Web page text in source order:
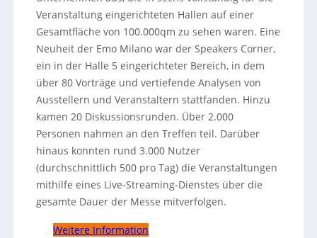
Veranstaltung eingerichteten Hallen auf einer
Gesamtfläche von 100.000qm zu sehen waren. Eine
Neuheit der Emo Milano war der Speakers Corner,
ein in der Halle 5 eingerichteter Bereich, in dem
über 80 Vorträge und vertiefende Analysen von
Ausstellern und Veranstaltern stattfanden. Hinzu
kamen 20 Diskussionsrunden. Über 2.000
Personen nahmen an den Treffen teil. Darüber
hinaus konnten rund 3.000 Nutzer
(durchschnittlich 500 pro Tag) die Veranstaltungen
mithilfe eines Live-Streaming-Dienstes über die
gesamte Dauer der Messe mitverfolgen.
Weitere Information